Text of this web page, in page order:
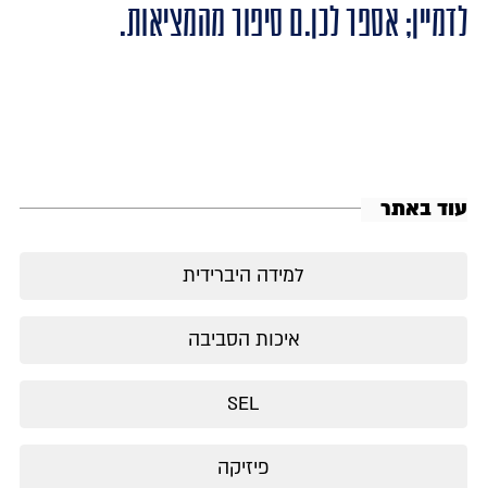
לדמיין; אספר לכן.ם סיפור מהמציאות.​
עוד באתר
למידה היברידית
איכות הסביבה
SEL
פיזיקה